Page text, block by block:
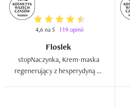
4,6 na 5 119 opinii
Floslek
stopNaczynka, Krem-maska
regenerujący z hesperydyną na